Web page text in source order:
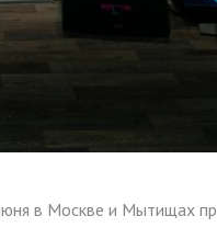
в Москве и Мытищах